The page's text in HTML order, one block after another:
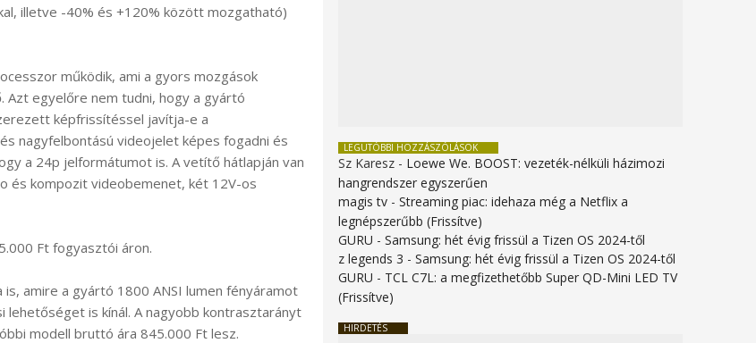
illetve -40% és +120% között mozgatható)
működik, ami a gyors mozgások
Azt egyelőre nem tudni, hogy a gyártó
képfrissítéssel javítja-e a
nagyfelbontású videojelet képes fogadni és
a 24p jelformátumot is. A vetítő hátlapján van
és kompozit videobemenet, két 12V-os
Ft fogyasztói áron.
amire a gyártó 1800 ANSI lumen fényáramot
lehetőséget is kínál. A nagyobb kontrasztarányt
modell bruttó ára 845.000 Ft lesz.
LEGUTÓBBI HOZZÁSZÓLÁSOK
Sz Karesz - Loewe We. BOOST: vezeték-nélküli házimozi
hangrendszer egyszerűen
magis tv -Streaming piac: idehaza még a Netflix a
legnépszerűbb (Frissítve)
GURU -Samsung: hét évig frissül a Tizen OS 2024-től
z legends 3 -Samsung: hét évig frissül a Tizen OS 2024-től
GURU - TCL C7L: a megfizethetőbb Super QD-Mini LED TV
(Frissítve)
HIRDETÉS